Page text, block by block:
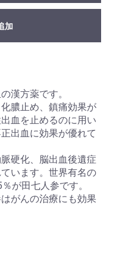
加
漢方薬です。
膿止め、鎮痛効果が
血を止めるのに用い
出血に効果が優れて
硬化、脳出血後遺症
います。世界有名の
が田七人参です。
がんの治療にも効果